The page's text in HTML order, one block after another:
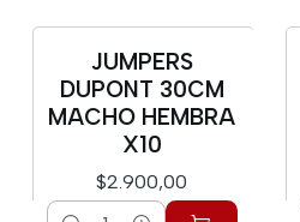
JUMPERS
DUPONT 30CM
MACHO HEMBRA
X10
$2.900,00